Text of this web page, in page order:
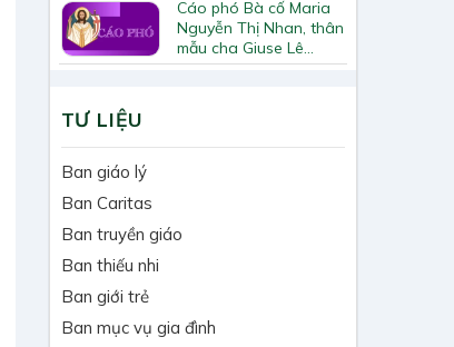
Cáo phó Bà cố Maria
Nguyễn Thị Nhan, thân
mẫu cha Giuse Lê
Quốc Chinh
TƯ LIỆU
Ban giáo lý
Ban Caritas
Ban truyền giáo
Ban thiếu nhi
Ban giới trẻ
Ban mục vụ gia đình